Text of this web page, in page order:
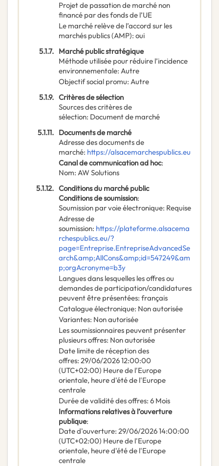
Projet de passation de marché non
financé par des fonds de l’UE
Le marché relève de l’accord sur les
marchés publics (AMP): oui
5.1.7. Marché public stratégique
Méthode utilisée pour réduire l’incidence
environnementale: Autre
Objectif social promu: Autre
5.1.9. Critères de sélection
Sources des critères de
sélection: Document de marché
5.1.11. Documents de marché
Adresse des documents de
marché: https://alsacemarchespublics.eu
Canal de communication ad hoc:
Nom: AW Solutions
5.1.12. Conditions du marché public
Conditions de soumission:
Soumission par voie électronique: Requise
Adresse de
soumission: https://plateforme.alsacema
rchespublics.eu/?
page=Entreprise.EntrepriseAdvancedSe
arch&amp;AllCons&amp;id=547249&am
p;orgAcronyme=b3y
Langues dans lesquelles les offres ou
demandes de participation/candidatures
peuvent être présentées: français
Catalogue électronique: Non autorisée
Variantes: Non autorisée
Les soumissionnaires peuvent présenter
plusieurs offres: Non autorisée
Date limite de réception des
offres: 29/06/202612:00:00
(UTC+02:00) Heure de l'Europe
orientale, heure d'été de l'Europe
centrale
Durée de validité des offres: 6 Mois
Informations relatives à l’ouverture
publique:
Date d'ouverture: 29/06/202614:00:00
(UTC+02:00) Heure de l'Europe
orientale, heure d'été de l'Europe
centrale